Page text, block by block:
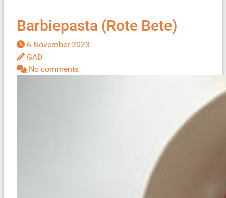
Barbiepasta (Rote Bete)
6 November 2023
GAD
No comments